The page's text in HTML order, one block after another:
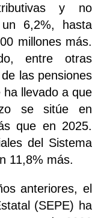
y no
6,2%, hasta
millones más.
entre otras
las pensiones
llevado a que
se sitúe en
que en 2025.
del Sistema
11,8% más.
anteriores, el
(SEPE) ha